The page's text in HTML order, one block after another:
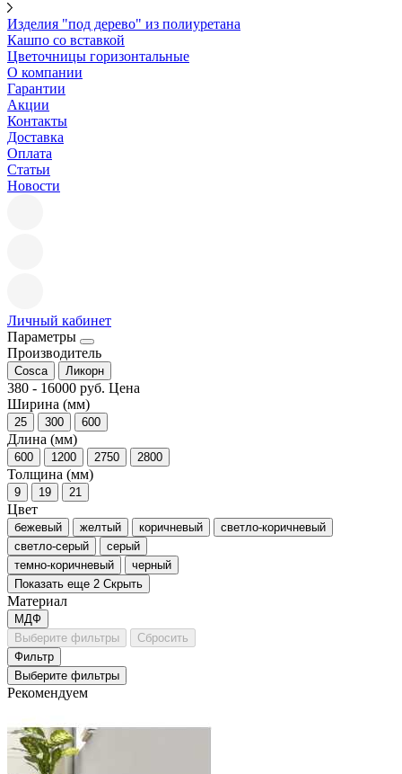
Изделия "под дерево" из полиуретана
Кашпо со вставкой
Цветочницы горизонтальные
О компании
Гарантии
Акции
Контакты
Доставка
Оплата
Статьи
Новости
Личный кабинет
Параметры
Производитель
Cosca Ликорн
380 - 16000 руб. Цена
Ширина (мм)
25 300 600
Длина (мм)
600 1200 2750 2800
Толщина (мм)
9 19 21
Цвет
бежевый желтый коричневый
светло-коричневый
светло-серый
серый
темно-коричневый
черный
Показать еще 2 Скрыть
Материал
МДФ
Выберите фильтры
Сбросить
Фильтр
Выберите фильтры
Рекомендуем